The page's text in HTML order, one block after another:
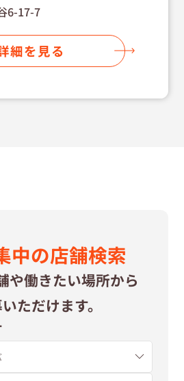
6-17-7
細を見る
中の店舗検索
や働きたい場所から
ただけます。